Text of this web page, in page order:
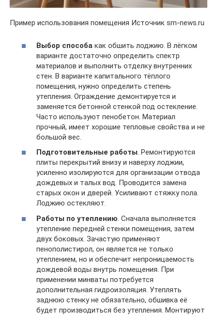
Пример использования помещения Источник sm-news.ru
Выбор способа как обшить лоджию. В лёгком
варианте достаточно определить спектр
материалов и выполнить отделку внутренних
стен. В варианте капитального тёплого
помещения, нужно определить степень
утепления. Ограждение демонтируется и
заменяется бетонной стенкой под остекление.
Часто используют пенобетон. Материал
прочный, имеет хорошие тепловые свойства и не
большой вес.
Подготовительные работы. Ремонтируются
плиты перекрытий внизу и наверху лоджии,
усиленно изолируются для организации отвода
дождевых и талых вод. Проводится замена
старых окон и дверей. Усиливают стяжку пола.
Лоджию остекляют.
Работы по утеплению. Сначала выполняется
утепление передней стенки помещения, затем
двух боковых. Зачастую применяют
пенополистирол, он является не только
утеплением, но и обеспечит непроницаемость
дождевой воды внутрь помещения. При
применении минваты потребуется
дополнительная гидроизоляция. Утеплять
заднюю стенку не обязательно, обшивка её
будет производиться без утепления. Монтируют